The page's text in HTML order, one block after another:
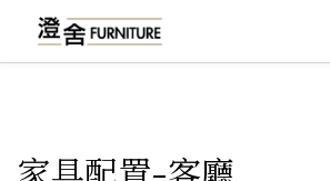
家具配置-客廳